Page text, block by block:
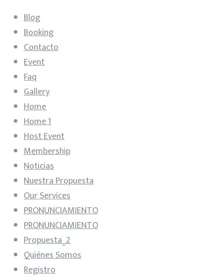
Blog
Booking
Contacto
Event
Faq
Gallery
Home
Home 1
Host Event
Membership
Noticias
Nuestra Propuesta
Our Services
PRONUNCIAMIENTO
PRONUNCIAMIENTO
Propuesta_2
Quiénes Somos
Registro